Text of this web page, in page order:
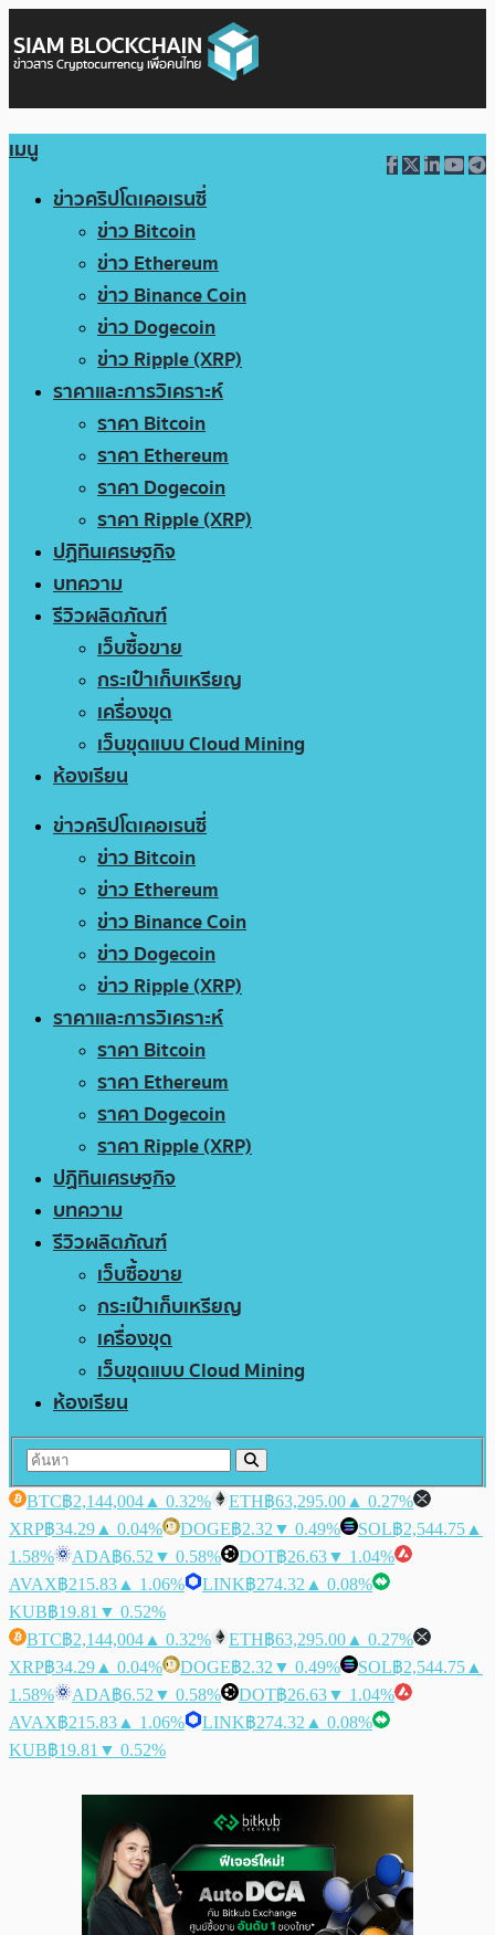
เมนู
ข่าวคริปโตเคอเรนซี่
ข่าว Bitcoin
ข่าว Ethereum
ข่าว Binance Coin
ข่าว Dogecoin
ข่าว Ripple (XRP)
ราคาและการวิเคราะห์
ราคา Bitcoin
ราคา Ethereum
ราคา Dogecoin
ราคา Ripple (XRP)
ปฏิทินเศรษฐกิจ
บทความ
รีวิวผลิตภัณฑ์
เว็บซื้อขาย
กระเป๋าเก็บเหรียญ
เครื่องขุด
เว็บขุดแบบ Cloud Mining
ห้องเรียน
ข่าวคริปโตเคอเรนซี่
ข่าว Bitcoin
ข่าว Ethereum
ข่าว Binance Coin
ข่าว Dogecoin
ข่าว Ripple (XRP)
ราคาและการวิเคราะห์
ราคา Bitcoin
ราคา Ethereum
ราคา Dogecoin
ราคา Ripple (XRP)
ปฏิทินเศรษฐกิจ
บทความ
รีวิวผลิตภัณฑ์
เว็บซื้อขาย
กระเป๋าเก็บเหรียญ
เครื่องขุด
เว็บขุดแบบ Cloud Mining
ห้องเรียน
BTC฿2,144,004 ▲ 0.32% ETH฿63,295.00 ▲ 0.27%
XRP฿34.29 ▲ 0.04% DOGE฿2.32 ▼ 0.49% SOL฿2,544.75 ▲
1.58%
ADA฿6.52 ▼ 0.58% DOT฿26.63▼ 1.04%
AVAX฿215.83 ▲ 1.06% LINK฿274.32 ▲ 0.08%
KUB฿19.81 ▼ 0.52%
BTC฿2,144,004 ▲ 0.32% ETH฿63,295.00 ▲ 0.27%
XRP฿34.29 ▲ 0.04% DOGE฿2.32 ▼ 0.49% SOL฿2,544.75 ▲
1.58%
ADA฿6.52 ▼ 0.58% DOT฿26.63▼ 1.04%
AVAX฿215.83 ▲ 1.06% LINK฿274.32 ▲ 0.08%
KUB฿19.81 ▼ 0.52%